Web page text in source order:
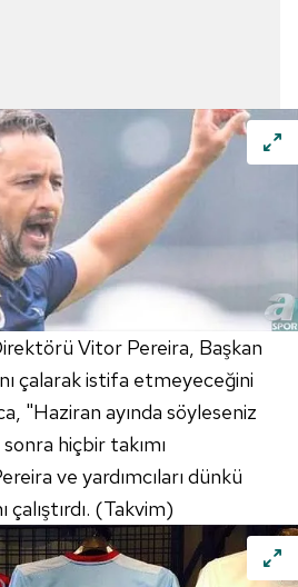
Vitor Pereira, Başkan
çalarak istifa etmeyeceğini
"Haziran ayında söyleseniz
hiçbir takımı
ve yardımcıları dünkü
çalıştırdı. (Takvim)